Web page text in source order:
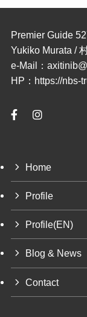
Premier Guide
Yukiko Murata /
e-Mail：
HP：https://nbs-
Home
Profile
Profile(EN)
Blog & News
Contact